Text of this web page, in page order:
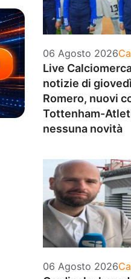
06 Agosto 2026
Live
notizie di
Romero, nuovi
Tottenham-
nessuna novità
06 Agosto 2026